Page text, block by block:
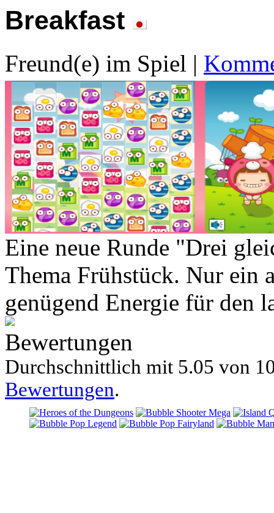
Breakfast
Freund(e) im Spiel |
Eine neue Runde "Drei
Thema Frühstück. Nur ein
genügend Energie für den
Bewertungen
Durchschnittlich mit 5.05 von
Bewertungen.